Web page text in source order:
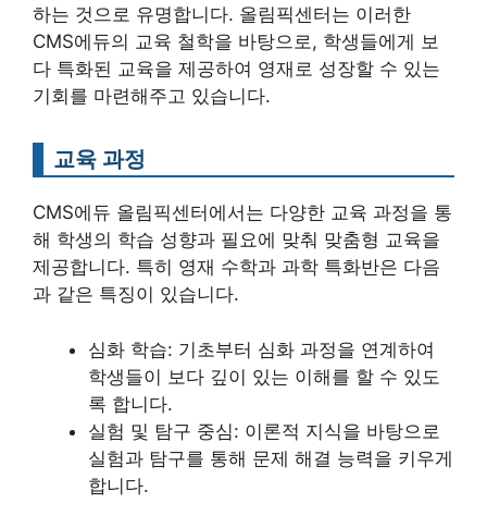
하는 것으로 유명합니다. 올림픽센터는 이러한
CMS에듀의 교육 철학을 바탕으로, 학생들에게 보
다 특화된 교육을 제공하여 영재로 성장할 수 있는
기회를 마련해주고 있습니다.
교육 과정
CMS에듀 올림픽센터에서는 다양한 교육 과정을 통
해 학생의 학습 성향과 필요에 맞춰 맞춤형 교육을
제공합니다. 특히 영재 수학과 과학 특화반은 다음
과 같은 특징이 있습니다.
심화 학습: 기초부터 심화 과정을 연계하여
학생들이 보다 깊이 있는 이해를 할 수 있도
록 합니다.
실험 및 탐구 중심: 이론적 지식을 바탕으로
실험과 탐구를 통해 문제 해결 능력을 키우게
합니다.